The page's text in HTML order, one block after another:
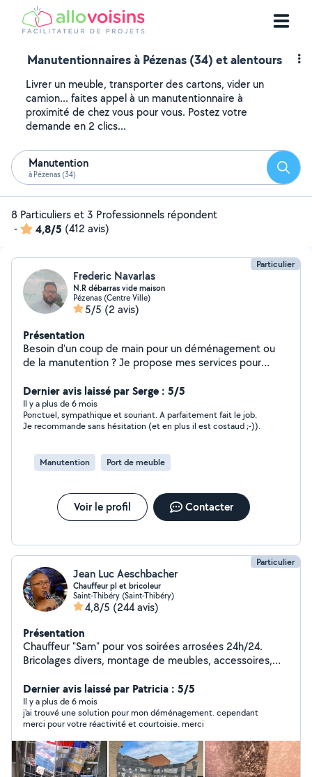
Manutentionnaires à Pézenas (34) et alentours
Livrer un meuble, transporter des cartons, vider un
camion... faites appel à un manutentionnaire à
proximité de chez vous pour vous. Postez votre
demande en 2 clics...
Manutention
à Pézenas (34)
8 Particuliers et 3 Professionnels répondent
-
4,8/5 (412 avis)
Particulier
Frederic Navarlas
N.R débarras vide maison
Pézenas (Centre Ville)
5/5 (2 avis)
Présentation
Besoin d'un coup de main pour un déménagement ou
de la manutention ? Je propose mes services pour
électroménagers ou objets lourds, même dans les
accès difficiles (escaliers, étages sans ascenseur).
J'assure aussi le vide maison, vide garage, déblaiement,
et l'évacuation d'encombrants. Sérieux, ponctuel et
travail propre et soigné.
Dernier avis laissé par Serge : 5/5
Il y a plus de 6 mois
Ponctuel, sympathique et souriant. A parfaitement fait le job.
Je recommande sans hésitation (et en plus il est costaud ;-)).
Manutention Port de meuble
Voir le profil Contacter
Particulier
Jean Luc Aeschbacher
Chauffeur pl et bricoleur
Saint-Thibéry (Saint-Thibéry)
4,8/5 (244 avis)
Présentation
Chauffeur "Sam" pour vos soirées arrosées 24h/24.
Bricolages divers, montage de meubles, accessoires,
et bien d'autres demandes. Dites moi ce dont vous avez
besoin et je vous dirai si c'est possible pour moi. J'ai
aussi le permis super lourd si besoin
Dernier avis laissé par Patricia : 5/5
Il y a plus de 6 mois
j'ai trouvé une solution pour mon déménagement. cependant
merci pour votre réactivité et courtoisie. merci